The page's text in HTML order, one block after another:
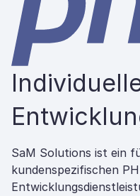
SaM Solutions ist ein
kundenspezifischen